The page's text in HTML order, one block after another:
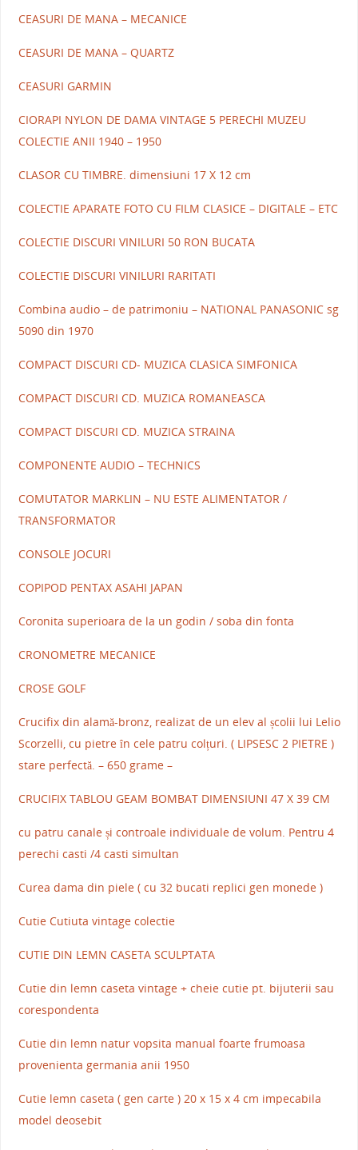
CEASURI DE MANA – MECANICE
CEASURI DE MANA – QUARTZ
CEASURI GARMIN
CIORAPI NYLON DE DAMA VINTAGE 5 PERECHI MUZEU
COLECTIE ANII 1940 – 1950
CLASOR CU TIMBRE. dimensiuni 17 X 12 cm
COLECTIE APARATE FOTO CU FILM CLASICE – DIGITALE – ETC
COLECTIE DISCURI VINILURI 50 RON BUCATA
COLECTIE DISCURI VINILURI RARITATI
Combina audio – de patrimoniu – NATIONAL PANASONIC sg
5090 din 1970
COMPACT DISCURI CD- MUZICA CLASICA SIMFONICA
COMPACT DISCURI CD. MUZICA ROMANEASCA
COMPACT DISCURI CD. MUZICA STRAINA
COMPONENTE AUDIO – TECHNICS
COMUTATOR MARKLIN – NU ESTE ALIMENTATOR /
TRANSFORMATOR
CONSOLE JOCURI
COPIPOD PENTAX ASAHI JAPAN
Coronita superioara de la un godin / soba din fonta
CRONOMETRE MECANICE
CROSE GOLF
Crucifix din alamă-bronz, realizat de un elev al școlii lui Lelio
Scorzelli, cu pietre în cele patru colțuri. ( LIPSESC 2 PIETRE )
stare perfectă. – 650 grame –
CRUCIFIX TABLOU GEAM BOMBAT DIMENSIUNI 47 X 39 CM
cu patru canale și controale individuale de volum. Pentru 4
perechi casti /4 casti simultan
Curea dama din piele ( cu 32 bucati replici gen monede )
Cutie Cutiuta vintage colectie
CUTIE DIN LEMN CASETA SCULPTATA
Cutie din lemn caseta vintage + cheie cutie pt. bijuterii sau
corespondenta
Cutie din lemn natur vopsita manual foarte frumoasa
provenienta germania anii 1950
Cutie lemn caseta ( gen carte ) 20 x 15 x 4 cm impecabila
model deosebit